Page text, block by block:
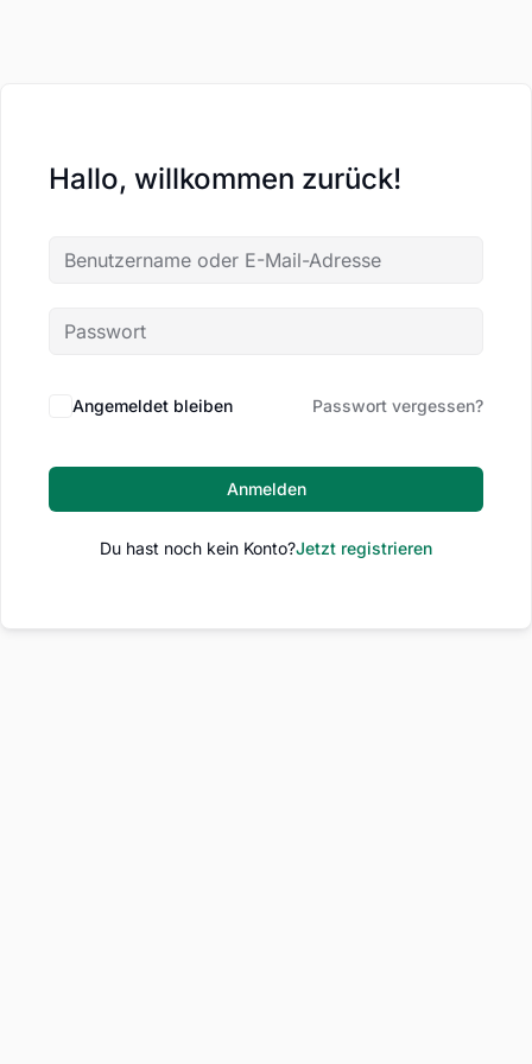
Hallo, willkommen zurück!
Angemeldet bleiben Passwort vergessen?
Anmelden
Du hast noch kein Konto?Jetzt registrieren